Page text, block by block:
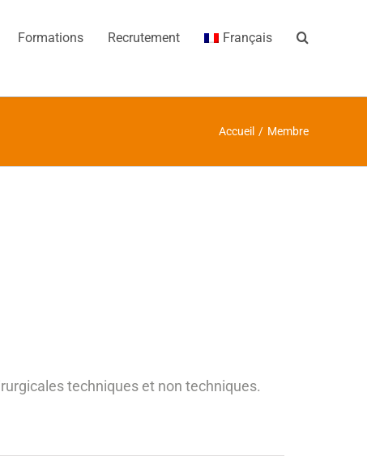
Formations Recrutement Français
Accueil / Membre
techniques et non techniques.